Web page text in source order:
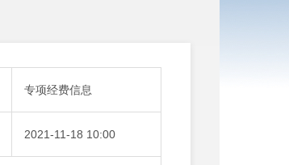
专项经费信息
2021-11-18 10:00